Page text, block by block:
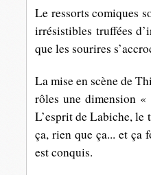
Le ressorts comiques
irrésistibles truffées
que les sourires
La mise en scène de
rôles une dimension
L’esprit de Labiche, le
ça, rien que ça... et ça
est conquis.